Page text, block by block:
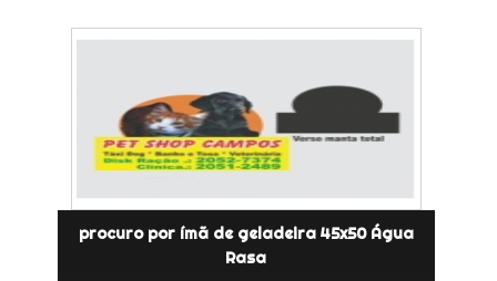
procuro por ímã de geladeira 45x50 Água
Rasa